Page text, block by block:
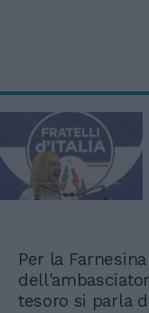
Per la
tesoro si parla